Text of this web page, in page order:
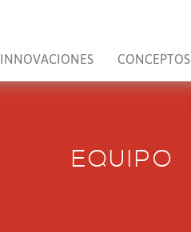
INNOVACIONES CONCEPTOS
EQUIPO